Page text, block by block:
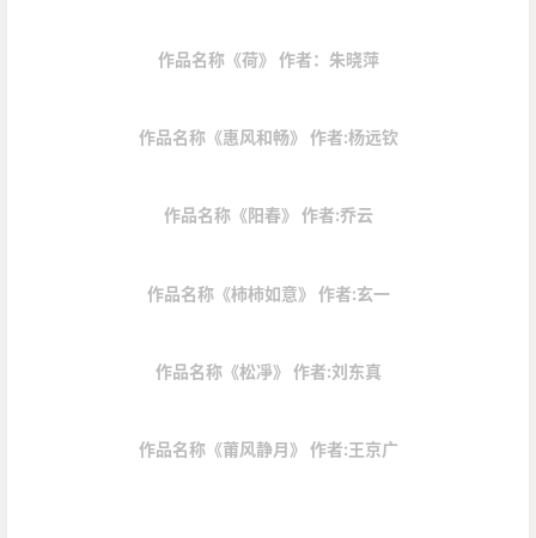
作品名称《荷》 作者：朱晓萍
作品名称《惠风和畅》 作者:杨远钦
作品名称《阳春》 作者:乔云
作品名称《柿柿如意》 作者:玄一
作品名称《松凈》 作者:刘东真
作品名称《莆风静月》 作者:王京广